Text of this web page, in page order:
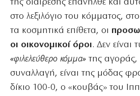
της διαίρεσης επανήλθε και
στο λεξιλόγιο του κόμματος,
τα κοσμητικά επίθετα, οι
οι οικονομικοί όροι. Δεν είναι
«φιλελεύθερο κόμμα» της αγοράς,
συναλλαγή, είναι της μόδας
δίκιο 100-0, ο «κουβάς» του